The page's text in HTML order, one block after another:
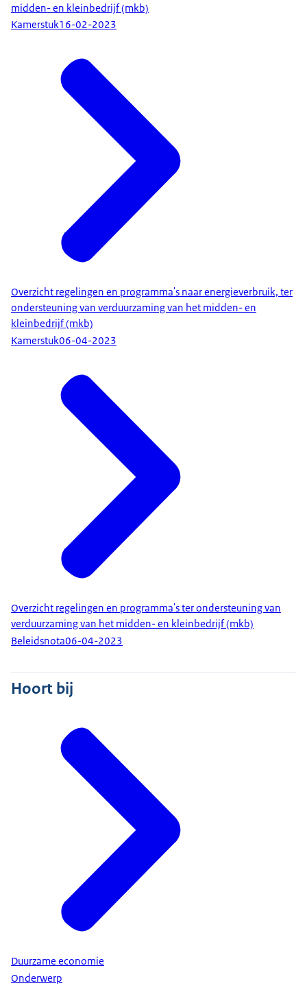
midden- en kleinbedrijf (mkb)
Kamerstuk16-02-2023
Overzicht regelingen en programma's naar energieverbruik, ter
ondersteuning van verduurzaming van het midden- en
kleinbedrijf (mkb)
Kamerstuk06-04-2023
Overzicht regelingen en programma's ter ondersteuning van
verduurzaming van het midden- en kleinbedrijf (mkb)
Beleidsnota06-04-2023
Hoort bij
Duurzame economie
Onderwerp